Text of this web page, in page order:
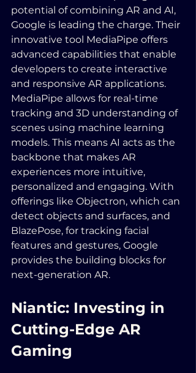
potential of combining AR and AI,
Google is leading the charge. Their
innovative tool MediaPipe offers
advanced capabilities that enable
developers to create interactive
and responsive AR applications.
MediaPipe allows for real-time
tracking and 3D understanding of
scenes using machine learning
models. This means AI acts as the
backbone that makes AR
experiences more intuitive,
personalized and engaging. With
offerings like Objectron, which can
detect objects and surfaces, and
BlazePose, for tracking facial
features and gestures, Google
provides the building blocks for
next-generation AR.
Niantic: Investing in
Cutting-Edge AR
Gaming